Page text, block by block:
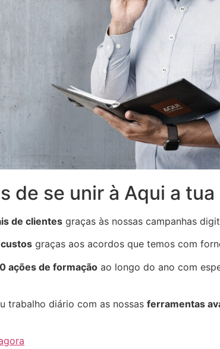
de se unir à Aqui a
de clientes graças às nossas campanhas
graças aos acordos que temos com
ações de formação ao longo do ano com
trabalho diário com as nossas ferramentas